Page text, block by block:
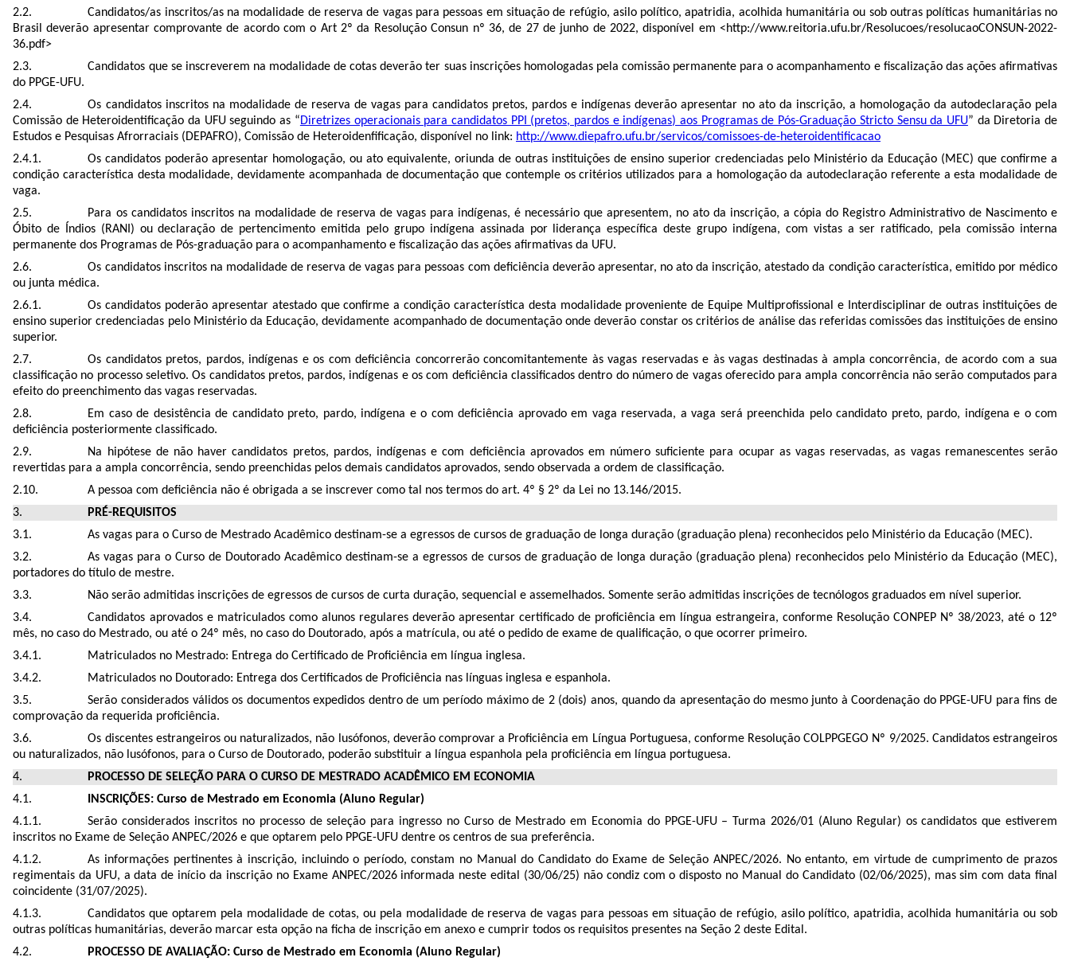
Candidatos/as inscritos/as na modalidade de reserva de vagas para pessoas em situação de refúgio, asilo político, apatridia, acolhida humanitária ou sob outras políticas humanitárias no
Brasil deverão apresentar comprovante de acordo com o Art 2º da Resolução Consun nº 36, de 27 de junho de 2022, disponível em <http://www.reitoria.ufu.br/Resolucoes/resolucaoCONSUN-2022-
36.pdf>
Candidatos que se inscreverem na modalidade de cotas deverão ter suas inscrições homologadas pela comissão permanente para o acompanhamento e fiscalização das ações afirmativas
do PPGE-UFU.
Os candidatos inscritos na modalidade de reserva de vagas para candidatos pretos, pardos e indígenas deverão apresentar no ato da inscrição, a homologação da autodeclaração pela
Comissão de Heteroidentificação da UFU seguindo as “Diretrizes operacionais para candidatos PPI (pretos, pardos e indígenas) aos Programas de Pós-Graduação Stricto Sensu da UFU” da Diretoria de
Estudos e Pesquisas Afrorraciais (DEPAFRO), Comissão de Heteroidenfificação, disponível no link: http://www.diepafro.ufu.br/servicos/comissoes-de-heteroidentificacao
Os candidatos poderão apresentar homologação, ou ato equivalente, oriunda de outras instituições de ensino superior credenciadas pelo Ministério da Educação (MEC) que confirme a
condição característica desta modalidade, devidamente acompanhada de documentação que contemple os critérios utilizados para a homologação da autodeclaração referente a esta modalidade de
vaga.
Para os candidatos inscritos na modalidade de reserva de vagas para indígenas, é necessário que apresentem, no ato da inscrição, a cópia do Registro Administrativo de Nascimento e
Óbito de Índios (RANI) ou declaração de pertencimento emitida pelo grupo indígena assinada por liderança específica deste grupo indígena, com vistas a ser ratificado, pela comissão interna
permanente dos Programas de Pós-graduação para o acompanhamento e fiscalização das ações afirmativas da UFU.
Os candidatos inscritos na modalidade de reserva de vagas para pessoas com deficiência deverão apresentar, no ato da inscrição, atestado da condição característica, emitido por médico
ou junta médica.
Os candidatos poderão apresentar atestado que confirme a condição característica desta modalidade proveniente de Equipe Multiprofissional e Interdisciplinar de outras instituições de
ensino superior credenciadas pelo Ministério da Educação, devidamente acompanhado de documentação onde deverão constar os critérios de análise das referidas comissões das instituições de ensino
superior.
Os candidatos pretos, pardos, indígenas e os com deficiência concorrerão concomitantemente às vagas reservadas e às vagas destinadas à ampla concorrência, de acordo com a sua
classificação no processo seletivo. Os candidatos pretos, pardos, indígenas e os com deficiência classificados dentro do número de vagas oferecido para ampla concorrência não serão computados para
efeito do preenchimento das vagas reservadas.
Em caso de desistência de candidato preto, pardo, indígena e o com deficiência aprovado em vaga reservada, a vaga será preenchida pelo candidato preto, pardo, indígena e o com
deficiência posteriormente classificado.
Na hipótese de não haver candidatos pretos, pardos, indígenas e com deficiência aprovados em número suficiente para ocupar as vagas reservadas, as vagas remanescentes serão
revertidas para a ampla concorrência, sendo preenchidas pelos demais candidatos aprovados, sendo observada a ordem de classificação.
A pessoa com deficiência não é obrigada a se inscrever como tal nos termos do art. 4º § 2º da Lei no 13.146/2015.
PRÉ-REQUISITOS
As vagas para o Curso de Mestrado Acadêmico destinam-se a egressos de cursos de graduação de longa duração (graduação plena) reconhecidos pelo Ministério da Educação (MEC).
As vagas para o Curso de Doutorado Acadêmico destinam-se a egressos de cursos de graduação de longa duração (graduação plena) reconhecidos pelo Ministério da Educação (MEC),
portadores do título de mestre.
Não serão admitidas inscrições de egressos de cursos de curta duração, sequencial e assemelhados. Somente serão admitidas inscrições de tecnólogos graduados em nível superior.
Candidatos aprovados e matriculados como alunos regulares deverão apresentar certificado de proficiência em língua estrangeira, conforme Resolução CONPEP Nº 38/2023, até o 12º
mês, no caso do Mestrado, ou até o 24º mês, no caso do Doutorado, após a matrícula, ou até o pedido de exame de qualificação, o que ocorrer primeiro.
Matriculados no Mestrado: Entrega do Certificado de Proficiência em língua inglesa.
Matriculados no Doutorado: Entrega dos Certificados de Proficiência nas línguas inglesa e espanhola.
Serão considerados válidos os documentos expedidos dentro de um período máximo de 2 (dois) anos, quando da apresentação do mesmo junto à Coordenação do PPGE-UFU para fins de
comprovação da requerida proficiência.
Os discentes estrangeiros ou naturalizados, não lusófonos, deverão comprovar a Proficiência em Língua Portuguesa, conforme Resolução COLPPGEGO Nº 9/2025. Candidatos estrangeiros
ou naturalizados, não lusófonos, para o Curso de Doutorado, poderão substituir a língua espanhola pela proficiência em língua portuguesa.
PROCESSO DE SELEÇÃO PARA O CURSO DE MESTRADO ACADÊMICO EM ECONOMIA
INSCRIÇÕES: Curso de Mestrado em Economia (Aluno Regular)
Serão considerados inscritos no processo de seleção para ingresso no Curso de Mestrado em Economia do PPGE-UFU – Turma 2026/01 (Aluno Regular) os candidatos que estiverem
inscritos no Exame de Seleção ANPEC/2026 e que optarem pelo PPGE-UFU dentre os centros de sua preferência.
As informações pertinentes à inscrição, incluindo o período, constam no Manual do Candidato do Exame de Seleção ANPEC/2026. No entanto, em virtude de cumprimento de prazos
regimentais da UFU, a data de início da inscrição no Exame ANPEC/2026 informada neste edital (30/06/25) não condiz com o disposto no Manual do Candidato (02/06/2025), mas sim com data final
coincidente (31/07/2025).
Candidatos que optarem pela modalidade de cotas, ou pela modalidade de reserva de vagas para pessoas em situação de refúgio, asilo político, apatridia, acolhida humanitária ou sob
outras políticas humanitárias, deverão marcar esta opção na ficha de inscrição em anexo e cumprir todos os requisitos presentes na Seção 2 deste Edital.
PROCESSO DE AVALIAÇÃO: Curso de Mestrado em Economia (Aluno Regular)